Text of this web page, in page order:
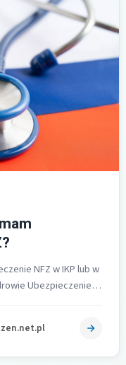
NFZ w IKP lub w
Ubezpieczenie